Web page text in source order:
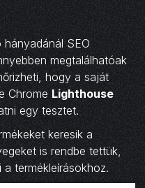
SEO
megtalálhatóak
hogy a saját
Chrome Lighthouse
egy tesztet.
keresik a
is rendbe tettük,
termékleírásokhoz.